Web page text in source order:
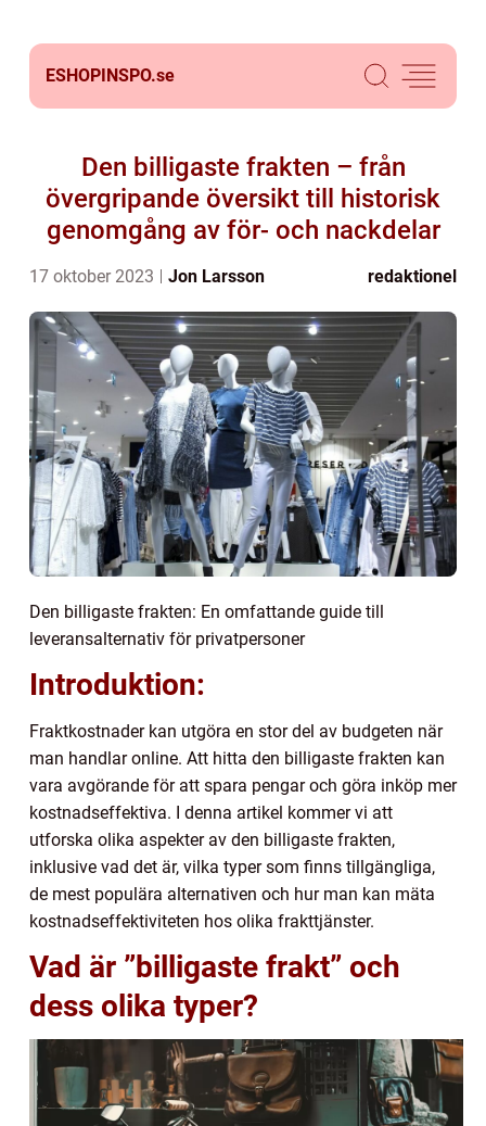
ESHOPINSPO.se
Den billigaste frakten – från
övergripande översikt till historisk
genomgång av för- och nackdelar
17 oktober 2023 Jon Larsson redaktionel
Den billigaste frakten: En omfattande guide till
leveransalternativ för privatpersoner
Introduktion:
Fraktkostnader kan utgöra en stor del av budgeten när
man handlar online. Att hitta den billigaste frakten kan
vara avgörande för att spara pengar och göra inköp mer
kostnadseffektiva. I denna artikel kommer vi att
utforska olika aspekter av den billigaste frakten,
inklusive vad det är, vilka typer som finns tillgängliga,
de mest populära alternativen och hur man kan mäta
kostnadseffektiviteten hos olika frakttjänster.
Vad är ”billigaste frakt” och
dess olika typer?